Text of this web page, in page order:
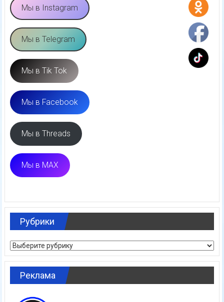
Мы в Instagram
Мы в Telegram
Мы в Tik Tok
Мы в Facebook
Мы в Threads
Мы в MAX
Рубрики
Рубрики
Реклама